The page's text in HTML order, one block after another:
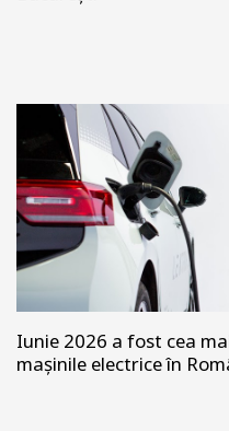
Iunie 2026 a fost cea
mașinile electrice în